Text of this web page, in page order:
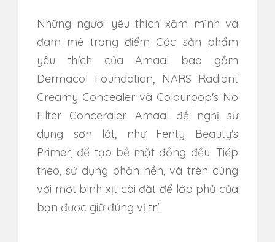
Những người yêu thích xăm mình và
đam mê trang điểm Các sản phẩm
yêu thích của Amaal bao gồm
Dermacol Foundation, NARS Radiant
Creamy Concealer và Colourpop's No
Filter Conceraler. Amaal đề nghị sử
dụng sơn lót, như Fenty Beauty's
Primer, để tạo bề mặt đồng đều. Tiếp
theo, sử dụng phấn nền, và trên cùng
với một bình xịt cài đặt để lớp phủ của
bạn được giữ đúng vị trí.